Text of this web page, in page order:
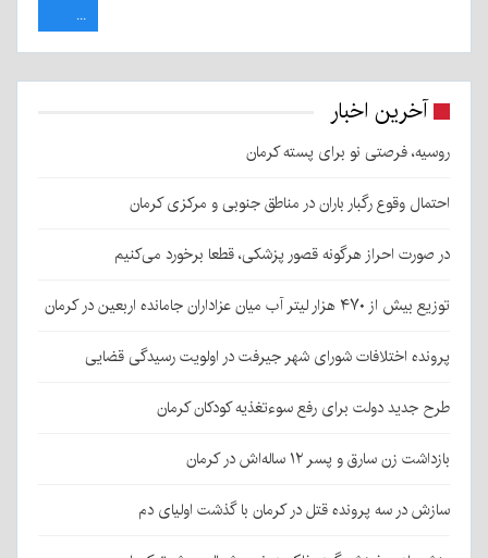
...
آخرین اخبار
روسیه، فرصتی نو برای پسته کرمان
احتمال وقوع رگبار باران در مناطق جنوبی و مرکزی کرمان
در صورت احراز هرگونه قصور پزشکی، قطعا برخورد می‌کنیم
توزیع بیش از ۴۷۰ هزار لیتر آب میان عزاداران جامانده اربعین در کرمان
پرونده اختلافات شورای شهر جیرفت در اولویت رسیدگی قضایی
طرح جدید دولت برای رفع سوءتغذیه کودکان کرمان
بازداشت زن سارق و پسر ۱۲ ساله‌اش در کرمان
سازش در سه پرونده قتل در کرمان با گذشت اولیای دم